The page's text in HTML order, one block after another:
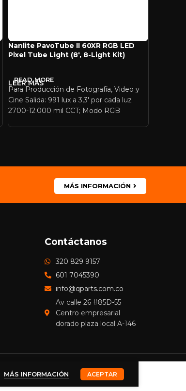
Nanlite PavoTube II 60XR RGB LED
Pixel Tube Light (8′, 8-Light Kit)
READ MORE
Para Producción de Fotografía, Video y
Cine Salida: 991 lux a 3,3′ por cada luz
2700-12.000 mil CCT; Modo RGB
MÁS INFORMACIÓN
Contáctanos
320 829 9157
601 7045390
info@qparts.com.co
Av calle 26 #85D-55
Centro empresarial
dorado plaza local A-146
MÁS INFORMACIÓN ACEPTAR